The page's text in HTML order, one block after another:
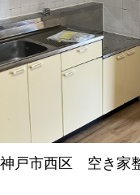
神戸市西区 空き家